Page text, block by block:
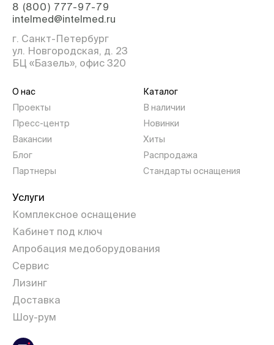
8 (800) 777-97-79
intelmed@intelmed.ru
г. Санкт-Петербург
ул. Новгородская, д. 23
БЦ «Базель», офис 320
О нас
Проекты
Пресс-центр
Вакансии
Блог
Партнеры
Каталог
В наличии
Новинки
Хиты
Распродажа
Стандарты оснащения
Услуги
Комплексное оснащение
Кабинет под ключ
Апробация медоборудования
Сервис
Лизинг
Доставка
Шоу-рум